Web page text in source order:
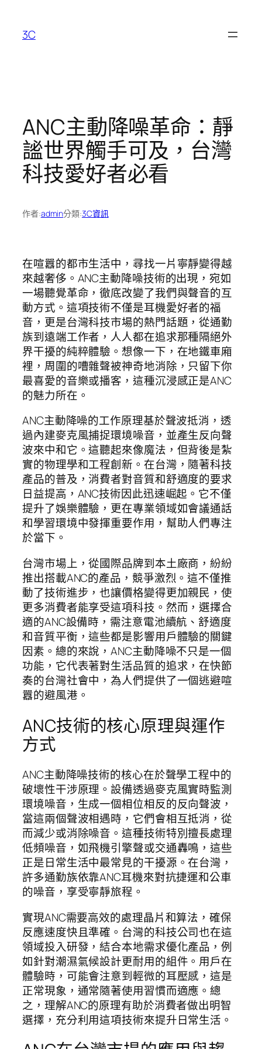
3C
ANC主動降噪革命：靜
謐世界觸手可及，台灣
科技愛好者必看
作者:admin分類:3C資訊
在喧囂的都市生活中，尋找一片寧靜變得越
來越奢侈。ANC主動降噪技術的出現，宛如
一場聽覺革命，徹底改變了我們與聲音的互
動方式。這項技術不僅是耳機愛好者的福
音，更是台灣科技市場的熱門話題，從通勤
族到遠端工作者，人人都在追求那種隔絕外
界干擾的純粹體驗。想像一下，在地鐵車廂
裡，周圍的嘈雜聲被神奇地消除，只留下你
最喜愛的音樂或播客，這種沉浸感正是ANC
的魅力所在。
ANC主動降噪的工作原理基於聲波抵消，透
過內建麥克風捕捉環境噪音，並產生反向聲
波來中和它。這聽起來像魔法，但背後是紮
實的物理學和工程創新。在台灣，隨著科技
產品的普及，消費者對音質和舒適度的要求
日益提高，ANC技術因此迅速崛起。它不僅
提升了娛樂體驗，更在專業領域如會議通話
和學習環境中發揮重要作用，幫助人們專注
於當下。
台灣市場上，從國際品牌到本土廠商，紛紛
推出搭載ANC的產品，競爭激烈。這不僅推
動了技術進步，也讓價格變得更加親民，使
更多消費者能享受這項科技。然而，選擇合
適的ANC設備時，需注意電池續航、舒適度
和音質平衡，這些都是影響用戶體驗的關鍵
因素。總的來說，ANC主動降噪不只是一個
功能，它代表著對生活品質的追求，在快節
奏的台灣社會中，為人們提供了一個逃避喧
囂的避風港。
ANC技術的核心原理與運作
方式
ANC主動降噪技術的核心在於聲學工程中的
破壞性干涉原理。設備透過麥克風實時監測
環境噪音，生成一個相位相反的反向聲波，
當這兩個聲波相遇時，它們會相互抵消，從
而減少或消除噪音。這種技術特別擅長處理
低頻噪音，如飛機引擎聲或交通轟鳴，這些
正是日常生活中最常見的干擾源。在台灣，
許多通勤族依靠ANC耳機來對抗捷運和公車
的噪音，享受寧靜旅程。
實現ANC需要高效的處理晶片和算法，確保
反應速度快且準確。台灣的科技公司也在這
領域投入研發，結合本地需求優化產品，例
如針對潮濕氣候設計更耐用的組件。用戶在
體驗時，可能會注意到輕微的耳壓感，這是
正常現象，通常隨著使用習慣而適應。總
之，理解ANC的原理有助於消費者做出明智
選擇，充分利用這項技術來提升日常生活。